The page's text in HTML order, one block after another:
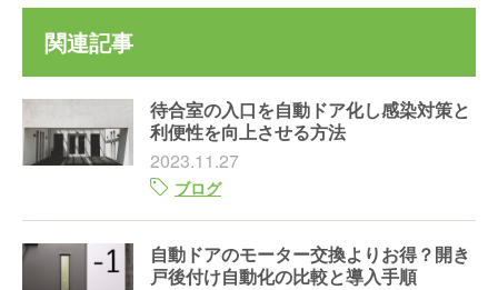
関連記事
待合室の入口を自動ドア化し感染対策と
利便性を向上させる方法
2023.11.27
ブログ
自動ドアのモーター交換よりお得？開き
戸後付け自動化の比較と導入手順